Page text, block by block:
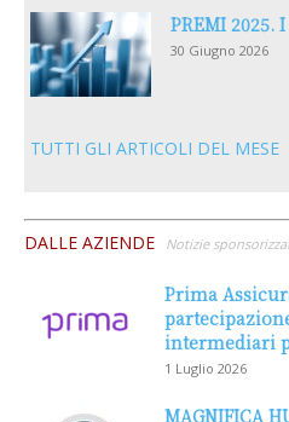
PREMI 2025.
30 Giugno 2026
TUTTI GLI ARTICOLI DEL MESE
DALLE AZIENDE Notizie
Prima
intermediari
1 Luglio 2026
MAGNIFICA